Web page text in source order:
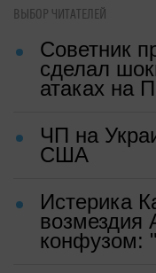
ВЫБОР ЧИТАТЕЛЕЙ
Советник
сделал
атаках на
ЧП на
США
Истерика
возмездия
конфузом: